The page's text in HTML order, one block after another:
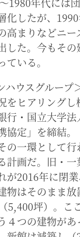
化したが、
高まりなどニ
した。今もそ
ている。
ハウスグルー
をヒアリング
行・国立大学
協定」を締結
の一環として
計画だ。旧・
が2016年に閉
物はそのまま
5,400坪）。こ
４つの建物が